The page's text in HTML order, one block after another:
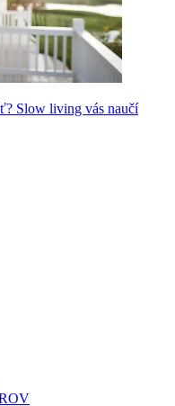
Slow living vás naučí